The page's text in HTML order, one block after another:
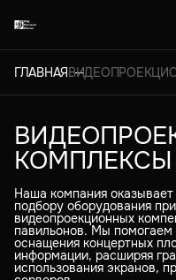
ГЛАВНАЯ
КОМПЛЕКСЫ
Наша компания
подбору оборудования
видеопроекционных
павильонов. Мы
оснащения концертных
информации, расширяя
использования экранов,